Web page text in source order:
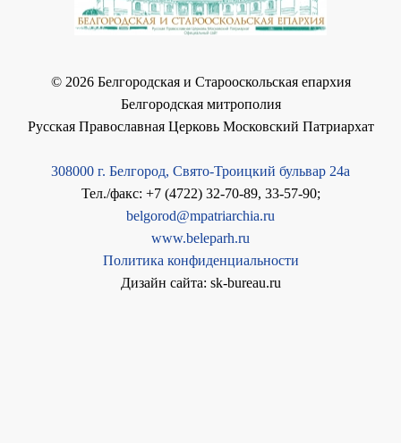
© 2026Белгородская и Старооскольская епархия
Белгородская митрополия
Русская Православная Церковь Московский Патриархат
308000 г. Белгород, Свято-Троицкий бульвар 24а
Тел./факс: +7 (4722) 32-70-89, 33-57-90;
belgorod@mpatriarchia.ru
www.beleparh.ru
Политика конфиденциальности
Дизайн сайта: sk-bureau.ru